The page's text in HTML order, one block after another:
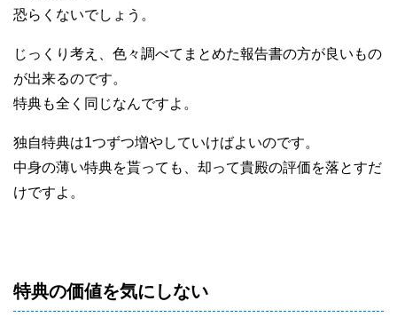
恐らくないでしょう。
じっくり考え、色々調べてまとめた報告書の方が良いもの
が出来るのです。
特典も全く同じなんですよ。
独自特典は1つずつ増やしていけばよいのです。
中身の薄い特典を貰っても、却って貴殿の評価を落とすだ
けですよ。
特典の価値を気にしない